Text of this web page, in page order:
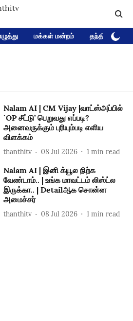
மக்கள் மன்றம் தந்தி டிவி
Nalam AI | CM Vijay |வாட்ஸ்அப்பில்
`OP சீட்டு’ பெறுவது எப்படி?
அனைவருக்கும் புரியும்படி எளிய
விளக்கம்
thanthitv 08 Jul 2026 1 min read
Nalam AI | இனி க்யூல நிற்க
வேண்டாம்.. | உங்க மாவட்டம் லிஸ்ட்ல
இருக்கா.. | Detailஆக சொன்ன
அமைச்சர்
thanthitv 08 Jul 2026 1 min read